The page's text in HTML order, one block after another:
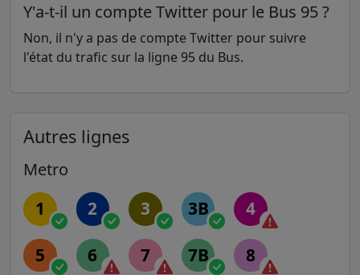
Y'a-t-il un compte Twitter pour le Bus 95 ?
Non, il n'y a pas de compte Twitter pour suivre
l'état du trafic sur la ligne 95 du Bus.
Autres lignes
Metro
1 2 3 3B 4
5 6 7 7B 8